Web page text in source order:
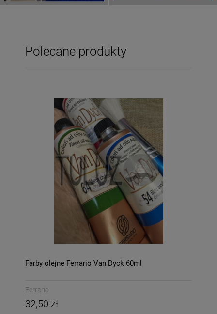
Polecane produkty
Farby olejne Ferrario Van Dyck 60ml
Ferrario
32,50 zł